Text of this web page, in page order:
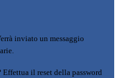
inviato un messaggio
il reset della password